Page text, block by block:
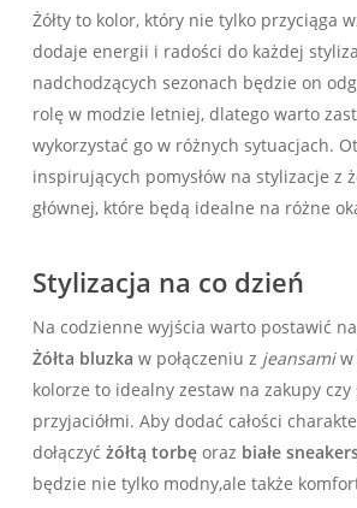
Żółty to kolor, który nie tylko przyciąga
dodaje energii i radości do każdej
nadchodzących sezonach ⁤będzie on⁢
rolę w modzie letniej, dlatego warto
wykorzystać ⁤go w różnych sytuacjach.
inspirujących pomysłów na stylizacje z
głównej, które będą idealne na różne
Stylizacja na co dzień
Na codzienne ⁣wyjścia warto postawić
Żółta bluzka w ​połączeniu​ z jeansamiw⁤
kolorze to idealny​ zestaw na zakupy czy
przyjaciółmi. Aby dodać ⁤całości
dołączyć żółtą torbęoraz białe
będzie ‍nie tylko modny,ale także